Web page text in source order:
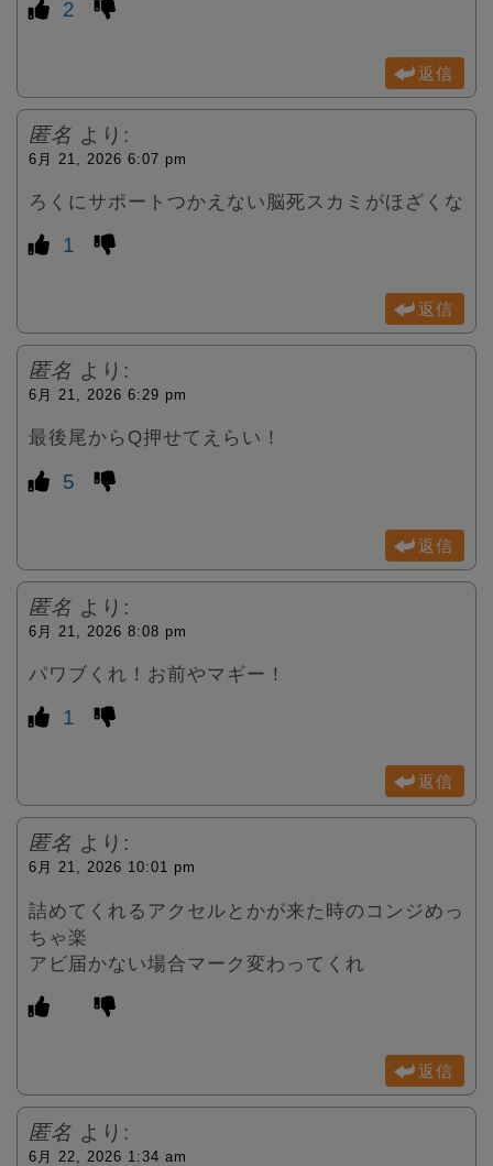
2
返信
匿名 より:
6月 21, 2026 6:07 pm
ろくにサポートつかえない脳死スカミがほざくな
1
返信
匿名 より:
6月 21, 2026 6:29 pm
最後尾からQ押せてえらい！
5
返信
匿名 より:
6月 21, 2026 8:08 pm
パワブくれ！お前やマギー！
1
返信
匿名 より:
6月 21, 2026 10:01 pm
詰めてくれるアクセルとかが来た時のコンジめっ
ちゃ楽
アビ届かない場合マーク変わってくれ
返信
匿名 より:
6月 22, 2026 1:34 am